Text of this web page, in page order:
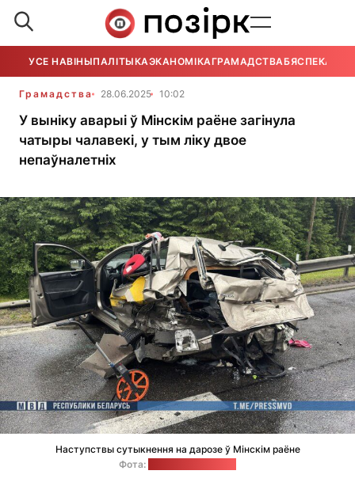
УСЕ НАВІНЫПАЛІТЫКАЭКАНОМІКАГРАМАДСТВАБЯСПЕКА
Грамадства 28.06.2025 10:02
У выніку аварыі ў Мінскім раёне загінула
чатыры чалавекі, у тым ліку двое
непаўналетніх
Наступствы сутыкнення на дарозе ў Мінскім раёне
Фота: